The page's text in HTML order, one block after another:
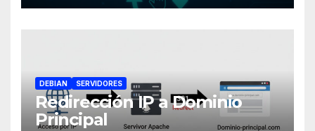
DEBIAN SERVIDORES
Redirección IP a Dominio
Principal